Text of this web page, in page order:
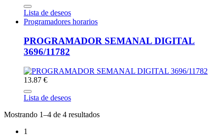
Lista de deseos
Programadores horarios
PROGRAMADOR SEMANAL DIGITAL
3696/11782
13.87 €
Lista de deseos
Mostrando 1–4 de 4 resultados
1